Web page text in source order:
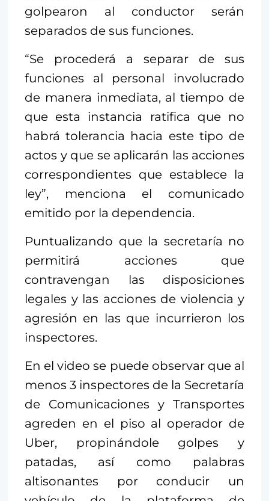
golpearon al conductor serán
separados de sus funciones.
“Se procederá a separar de sus
funciones al personal involucrado
de manera inmediata, al tiempo de
que esta instancia ratifica que no
habrá tolerancia hacia este tipo de
actos y que se aplicarán las acciones
correspondientes que establece la
ley”, menciona el comunicado
emitido por la dependencia.
Puntualizando que la secretaría no
permitirá acciones que
contravengan las disposiciones
legales y las acciones de violencia y
agresión en las que incurrieron los
inspectores.
En el video se puede observar que al
menos 3 inspectores de la Secretaría
de Comunicaciones y Transportes
agreden en el piso al operador de
Uber, propinándole golpes y
patadas, así como palabras
altisonantes por conducir un